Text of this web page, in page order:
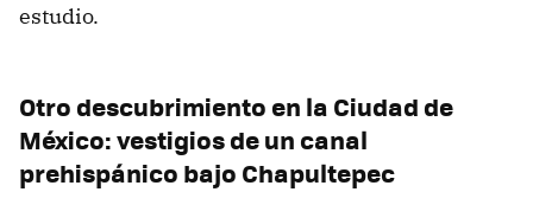
estudio.
Otro descubrimiento en la Ciudad de
México: vestigios de un canal
prehispánico bajo Chapultepec